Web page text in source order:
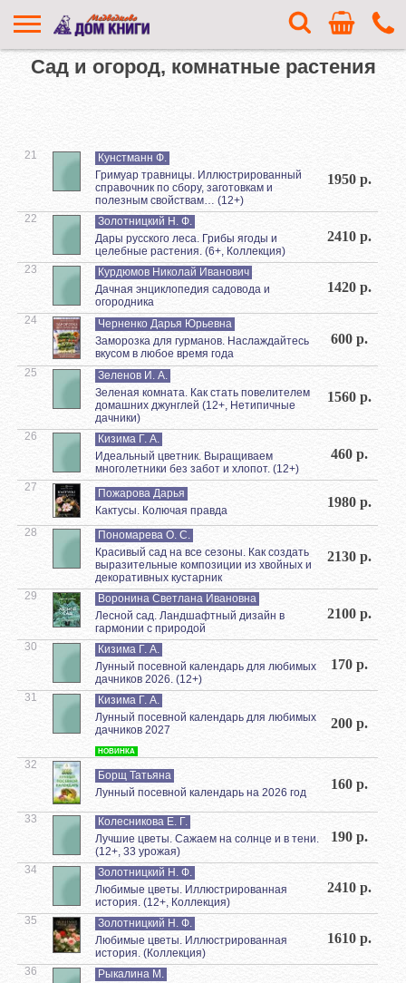
Сад и огород, комнатные растения
21
Кунстманн Ф.
Гримуар травницы. Иллюстрированный
справочник по сбору, заготовкам и
полезным свойствам… (12+)
1950 р.
22
Золотницкий Н. Ф.
Дары русского леса. Грибы ягоды и
целебные растения. (6+, Коллекция)
2410 р.
23
Курдюмов Николай Иванович
Дачная энциклопедия садовода и
огородника
1420 р.
24
Черненко Дарья Юрьевна
Заморозка для гурманов. Наслаждайтесь
вкусом в любое время года
600 р.
25
Зеленов И. А.
Зеленая комната. Как стать повелителем
домашних джунглей (12+, Нетипичные
дачники)
1560 р.
26
Кизима Г. А.
Идеальный цветник. Выращиваем
многолетники без забот и хлопот. (12+)
460 р.
27
Пожарова Дарья
Кактусы. Колючая правда
1980 р.
28
Пономарева О. С.
Красивый сад на все сезоны. Как создать
выразительные композиции из хвойных и
декоративных кустарник
2130 р.
29
Воронина Светлана Ивановна
Лесной сад. Ландшафтный дизайн в
гармонии с природой
2100 р.
30
Кизима Г. А.
Лунный посевной календарь для любимых
дачников 2026. (12+)
170 р.
31
Кизима Г. А.
Лунный посевной календарь для любимых
дачников 2027
НОВИНКА
200 р.
32
Борщ Татьяна
Лунный посевной календарь на 2026 год
160 р.
33
Колесникова Е. Г.
Лучшие цветы. Сажаем на солнце и в тени.
(12+, 33 урожая)
190 р.
34
Золотницкий Н. Ф.
Любимые цветы. Иллюстрированная
история. (12+, Коллекция)
2410 р.
35
Золотницкий Н. Ф.
Любимые цветы. Иллюстрированная
история. (Коллекция)
1610 р.
36
Рыкалина М.